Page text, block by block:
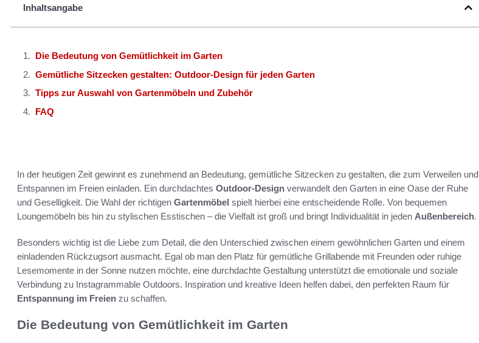
Inhaltsangabe
Die Bedeutung von Gemütlichkeit im Garten
Gemütliche Sitzecken gestalten: Outdoor-Design für jeden Garten
Tipps zur Auswahl von Gartenmöbeln und Zubehör
FAQ
In der heutigen Zeit gewinnt es zunehmend an Bedeutung, gemütliche Sitzecken zu gestalten, die zum Verweilen und
Entspannen im Freien einladen. Ein durchdachtes Outdoor-Design verwandelt den Garten in eine Oase der Ruhe
und Geselligkeit. Die Wahl der richtigen Gartenmöbel spielt hierbei eine entscheidende Rolle. Von bequemen
Loungemöbeln bis hin zu stylischen Esstischen – die Vielfalt ist groß und bringt Individualität in jeden Außenbereich.
Besonders wichtig ist die Liebe zum Detail, die den Unterschied zwischen einem gewöhnlichen Garten und einem
einladenden Rückzugsort ausmacht. Egal ob man den Platz für gemütliche Grillabende mit Freunden oder ruhige
Lesemomente in der Sonne nutzen möchte, eine durchdachte Gestaltung unterstützt die emotionale und soziale
Verbindung zu Instagrammable Outdoors. Inspiration und kreative Ideen helfen dabei, den perfekten Raum für
Entspannung im Freien zu schaffen.
Die Bedeutung von Gemütlichkeit im Garten